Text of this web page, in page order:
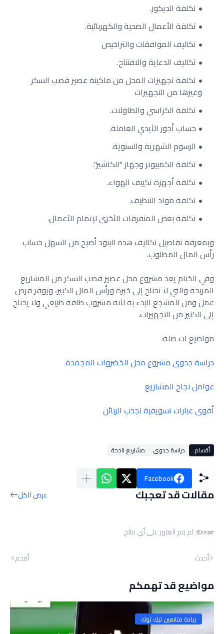
تكلفة الديكور.
تكلفة الأعمال الصحية والكهربائية.
تكاليف الموافقات والتراخيص
تكاليف الدعاية والافتتاح.
تكلفة تجهيزات المحل من ماكينة عصير قصب السكر
وغيرها من التجهيزات
تكلفة الكراسي والطاولات.
حساب أجور الأيدي العاملة.
الرسوم الشهرية والسنوية.
تكلفة الكمبيوتر وجهاز "الكاشير".
تكلفة أجهزة تكييف الهواء.
تكلفة مواد التنظيف.
تكلفة بعض المتفرقات الأخرى لإتمام الأعمال.
وبمعرفة تفاصيل تكاليف هذه البنود أصبح من السهل حساب
رأس المال المطلوب.
وفي الختام يعد مشروع محل عصير قصب السكر من المشاريع
المربحة والتي لا تحتاج إلى خبرة ورأس المال الكبير، ويوفر فرص
عمل ومن المشجع البدء به لأنه مشروب طاقة طبيعي ولا يحتاج
إلى الكثير من التجهيزات.
مواضيع ات صلة:
دراسة جدوى مشروع محل الخضروات المجمدة
عوامل نجاح المشاريع
أقوى عبارات تسويقية لجذب الزبائن
أقسام: دراسة جدوى مشاريع ناجحة
Facebook
مقالات قد تعجبك عرض الكل
Error: لم يتم العثور على أي نتائج
أحدث
أقدم
مواضيع قد تهمكم
زيادة متابعين تيك توك